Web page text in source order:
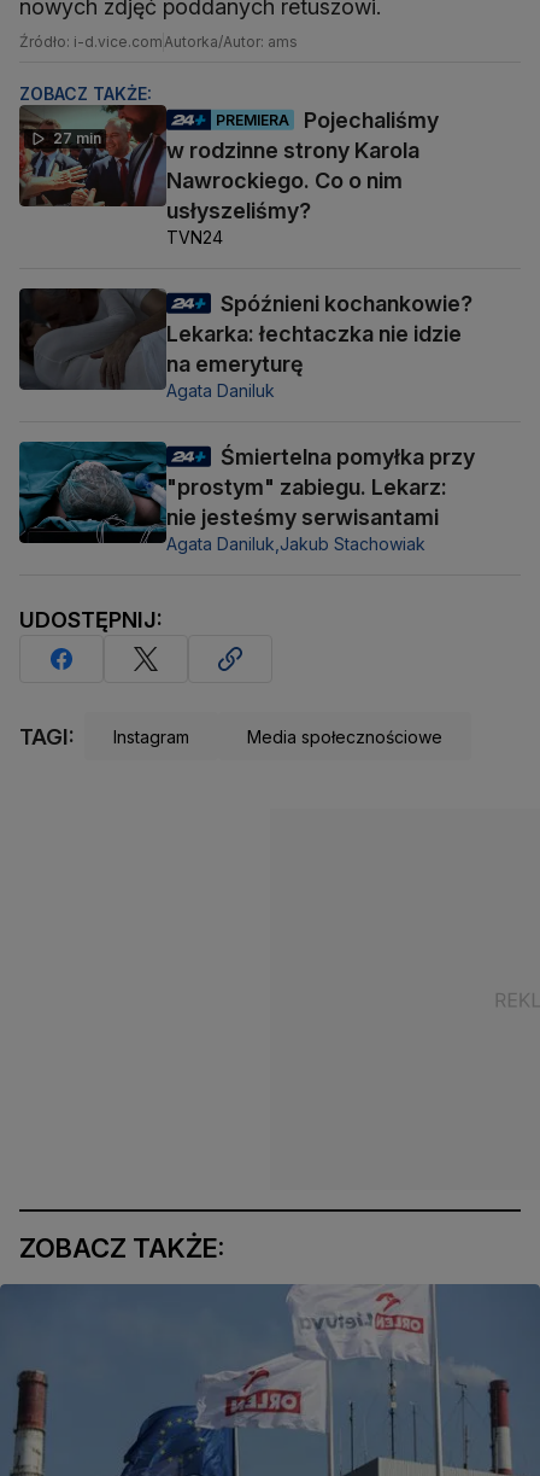
nowych zdjęć poddanych retuszowi.
Źródło: i-d.vice.comAutorka/Autor: ams
ZOBACZ TAKŻE:
27 min
PREMIERA
Pojechaliśmy
w rodzinne strony Karola
Nawrockiego. Co o nim
usłyszeliśmy?
TVN24
Spóźnieni kochankowie?
Lekarka: łechtaczka nie idzie
na emeryturę
Agata Daniluk
Śmiertelna pomyłka przy
"prostym" zabiegu. Lekarz:
nie jesteśmy serwisantami
Agata Daniluk, Jakub Stachowiak
UDOSTĘPNIJ:
TAGI: Instagram Media społecznościowe
ZOBACZ TAKŻE: